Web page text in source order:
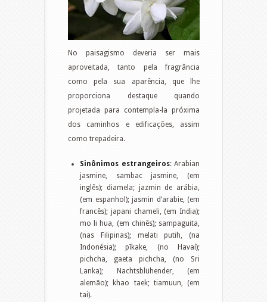
No paisagismo deveria ser mais
aproveitada, tanto pela fragrância
como pela sua aparência, que lhe
proporciona destaque quando
projetada para contempla-la próxima
dos caminhos e edificações, assim
como trepadeira.
Sinônimos estrangeiros: Arabian
jasmine, sambac jasmine, (em
inglês); diamela; jazmin de arábia,
(em espanhol); jasmin d’arabie, (em
francês); japani chameli, (em India);
mo li hua, (em chinês); sampaguita,
(nas Filipinas); melati putih, (na
Indonésia); pīkake, (no Havaí);
pichcha, gaeta pichcha, (no Sri
Lanka); Nachtsblühender, (em
alemão); khao taek; tiamuun, (em
tai).